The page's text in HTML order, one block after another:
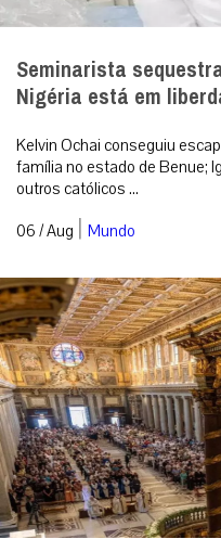
Seminarista
Nigéria está em
Kelvin Ochai conseguiu
família no estado de Benue;
outros católicos ...
06 / Aug | Mundo